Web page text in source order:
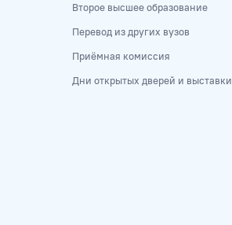
Второе высшее образование
Перевод из других вузов
Приёмная комиссия
Дни открытых дверей и выставки